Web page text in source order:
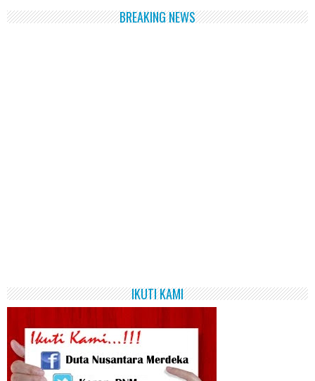
BREAKING NEWS
IKUTI KAMI